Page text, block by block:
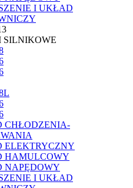
I UKŁAD
SILNIKOWE
CHŁODZENIA-
ELEKTRYCZNY
HAMULCOWY
NAPĘDOWY
I UKŁAD